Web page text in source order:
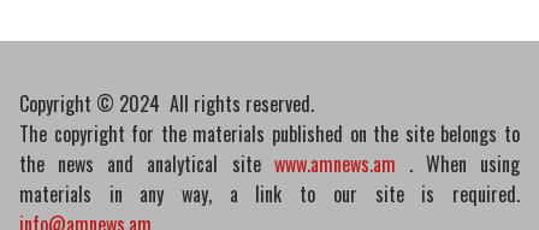
Copyright © 2024 All rights reserved.
The copyright for the materials published on the site belongs to
the news and analytical site www.amnews.am . When using
materials in any way, a link to our site is required.